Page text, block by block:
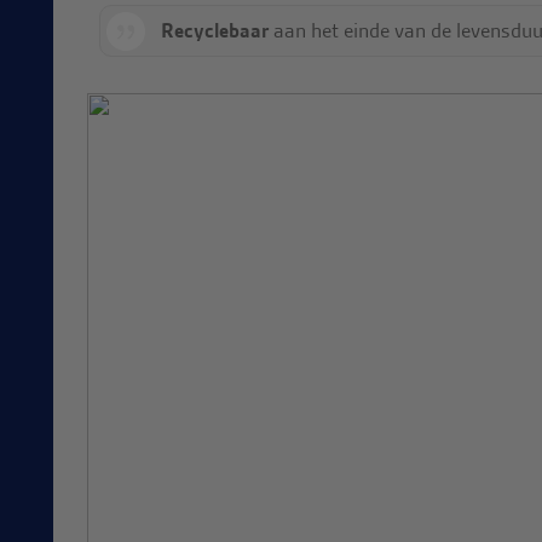
Recyclebaaraan het einde van de